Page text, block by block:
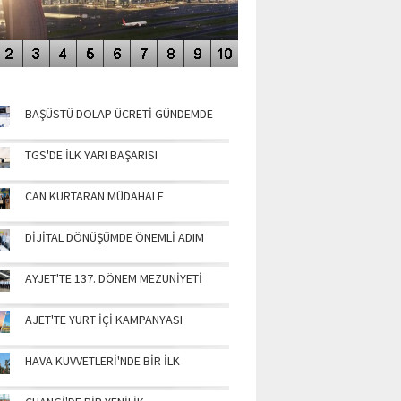
BAŞÜSTÜ DOLAP ÜCRETİ GÜNDEMDE
TGS'DE İLK YARI BAŞARISI
CAN KURTARAN MÜDAHALE
DİJİTAL DÖNÜŞÜMDE ÖNEMLİ ADIM
AYJET'TE 137. DÖNEM MEZUNİYETİ
AJET'TE YURT İÇİ KAMPANYASI
HAVA KUVVETLERİ'NDE BİR İLK